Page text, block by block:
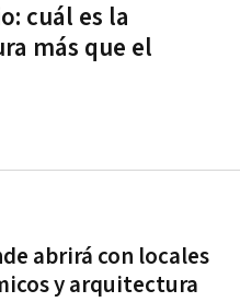
cuál es la
más que el
abrirá con locales
y arquitectura